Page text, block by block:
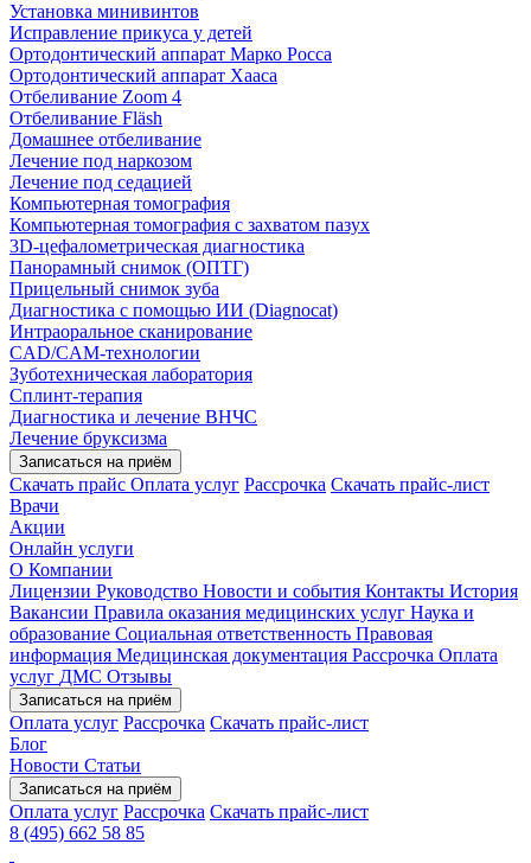
Установка минивинтов
Исправление прикуса у детей
Ортодонтический аппарат Марко Росса
Ортодонтический аппарат Хааса
Отбеливание Zoom 4
Отбеливание Fläsh
Домашнее отбеливание
Лечение под наркозом
Лечение под седацией
Компьютерная томография
Компьютерная томография с захватом пазух
3D-цефалометрическая диагностика
Панорамный снимок (ОПТГ)
Прицельный снимок зуба
Диагностика с помощью ИИ (Diagnocat)
Интраоральное сканирование
CAD/CAM-технологии
Зуботехническая лаборатория
Сплинт-терапия
Диагностика и лечение ВНЧС
Лечение бруксизма
Записаться на приём
Скачать прайс Оплата услуг Рассрочка Скачать прайс-лист
Врачи
Акции
Онлайн услуги
О Компании
Лицензии Руководство Новости и события Контакты История
Вакансии Правила оказания медицинских услуг Наука и
образование Социальная ответственность Правовая
информация Медицинская документация Рассрочка Оплата
услуг ДМС Отзывы
Записаться на приём
Оплата услуг Рассрочка Скачать прайс-лист
Блог
Новости Статьи
Записаться на приём
Оплата услуг Рассрочка Скачать прайс-лист
8 (495) 662 58 85